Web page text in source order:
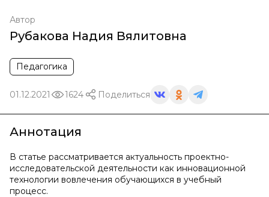
Автор
Рубакова Надия Вялитовна
Педагогика
01.12.2021 1624 Поделиться
Аннотация
В статье рассматривается актуальность проектно-
исследовательской деятельности как инновационной
технологии вовлечения обучающихся в учебный
процесс.